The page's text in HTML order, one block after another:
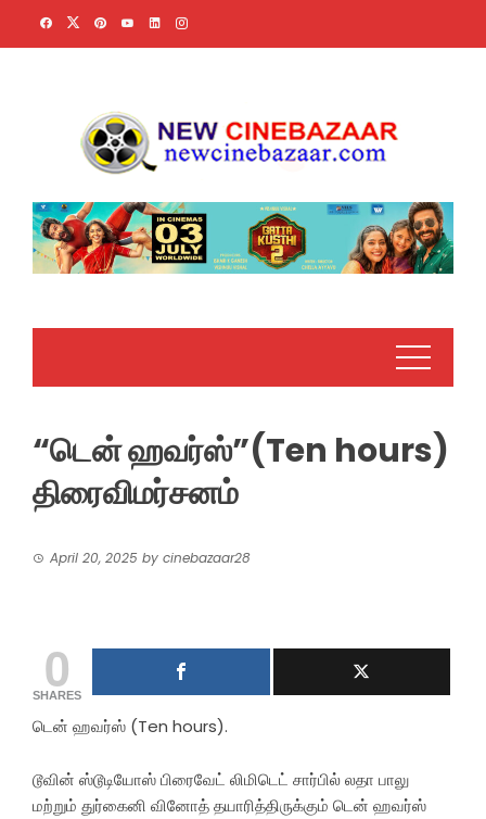
“டென் ஹவர்ஸ்”(Ten hours)
திரைவிமர்சனம்
April 20, 2025 by cinebazaar28
0
SHARES
டென் ஹவர்ஸ் (Ten hours).
டூவின் ஸ்டூடியோஸ் பிரைவேட் லிமிடெட் சார்பில் லதா பாலு
மற்றும் துர்கைனி வினோத் தயாரித்திருக்கும் டென் ஹவர்ஸ்